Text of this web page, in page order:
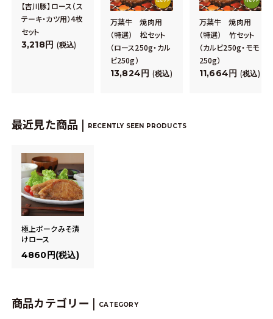
【吉川豚】ロース（ス
テーキ・カツ用）4枚
セット
3,218 税込
万葉牛 焼肉用
（特選） 松セット
（ロース250g・カル
ビ250g）
13,824 税込
万葉牛 焼肉用
（特選） 竹セット
（カルビ250g・モモ
250g）
11,664 税込
最近見た商品 | RECENTLY SEEN PRODUCTS
極上ポークみそ漬
けロース
4860円(税込)
商品カテゴリー | CATEGORY